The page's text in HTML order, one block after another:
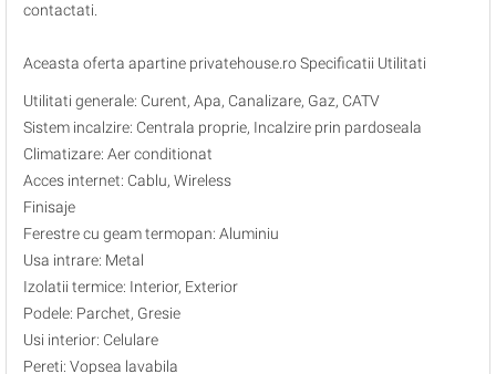
contactati.
Aceasta oferta apartine privatehouse.ro Specificatii Utilitati
Utilitati generale: Curent, Apa, Canalizare, Gaz, CATV
Sistem incalzire: Centrala proprie, Incalzire prin pardoseala
Climatizare: Aer conditionat
Acces internet: Cablu, Wireless
Finisaje
Ferestre cu geam termopan: Aluminiu
Usa intrare: Metal
Izolatii termice: Interior, Exterior
Podele: Parchet, Gresie
Usi interior: Celulare
Pereti: Vopsea lavabila